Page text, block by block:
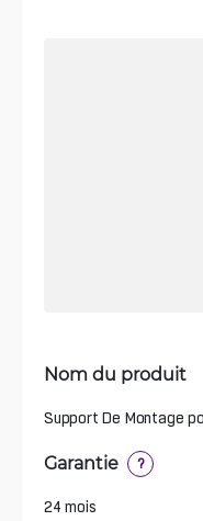
Nom du produit
Support De Montage
Garantie ?
24 mois